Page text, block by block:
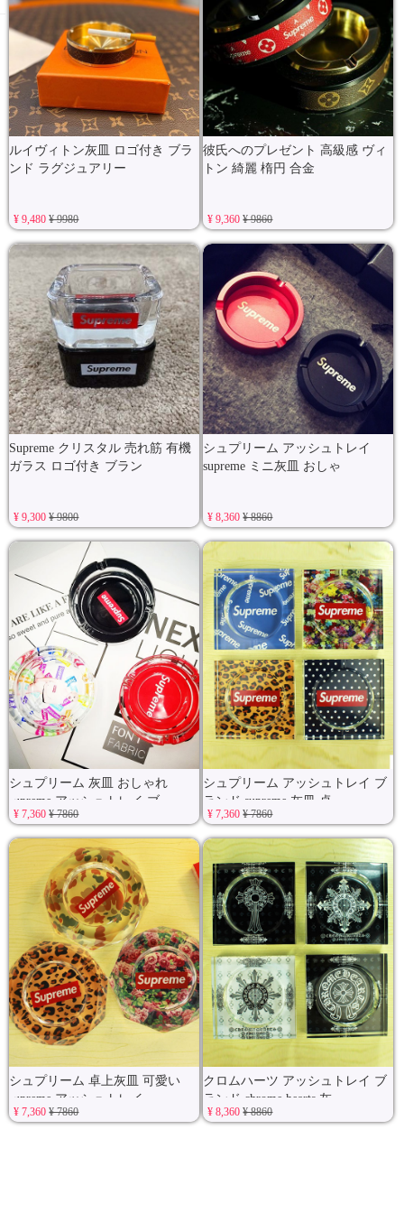
ルイヴィトン灰皿 ロゴ付き ブラ
ンド ラグジュアリー
¥ 9,480¥ 9980
彼氏へのプレゼント 高級感 ヴィ
トン 綺麗 楕円 合金
¥ 9,360¥ 9860
Supreme クリスタル 売れ筋 有機
ガラス ロゴ付き ブラン
¥ 9,300¥ 9800
シュプリーム アッシュトレイ
supreme ミニ灰皿 おしゃ
¥ 8,360¥ 8860
シュプリーム 灰皿 おしゃれ
supreme アッシュトレイ ブ
¥ 7,360¥ 7860
シュプリーム アッシュトレイ ブ
ランド supreme 灰皿 卓
¥ 7,360¥ 7860
シュプリーム 卓上灰皿 可愛い
supreme アッシュトレイ
¥ 7,360¥ 7860
クロムハーツ アッシュトレイ ブ
ランド chrome hearts 灰
¥ 8,360¥ 8860